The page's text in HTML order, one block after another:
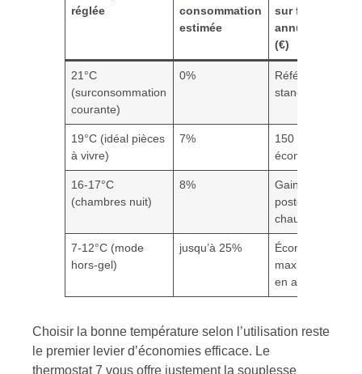
réglée
consommation
estimée
sur facture
annuelle
(€)
21°C
(surconsommation
courante)
0%
Référence
standard
19°C (idéal pièces
à vivre)
7%
150 à 200 €
économisés
16-17°C
(chambres nuit)
8%
Gain sur le
poste
chauffage
7-12°C (mode
hors-gel)
jusqu’à 25%
Économie
maximale
en absence
Choisir la bonne température selon l’utilisation reste
le premier levier d’économies efficace. Le
thermostat 7 vous offre justement la souplesse